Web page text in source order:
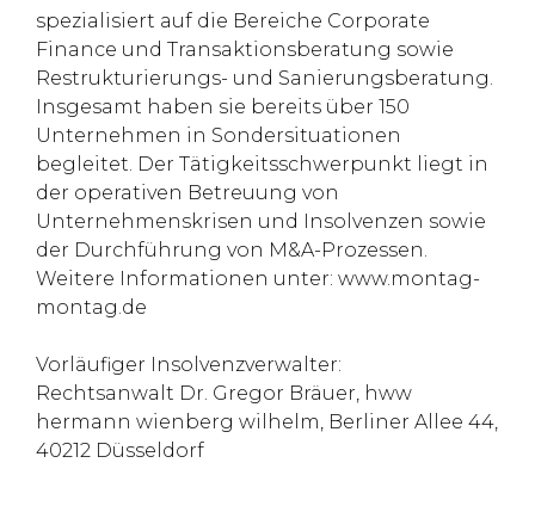
spezialisiert auf die Bereiche Corporate
Finance und Transaktionsberatung sowie
Restrukturierungs- und Sanierungsberatung.
Insgesamt haben sie bereits über 150
Unternehmen in Sondersituationen
begleitet. Der Tätigkeitsschwerpunkt liegt in
der operativen Betreuung von
Unternehmenskrisen und Insolvenzen sowie
der Durchführung von M&A-Prozessen.
Weitere Informationen unter: www.montag-
montag.de
Vorläufiger Insolvenzverwalter:
Rechtsanwalt Dr. Gregor Bräuer, hww
hermann wienberg wilhelm, Berliner Allee 44,
40212 Düsseldorf